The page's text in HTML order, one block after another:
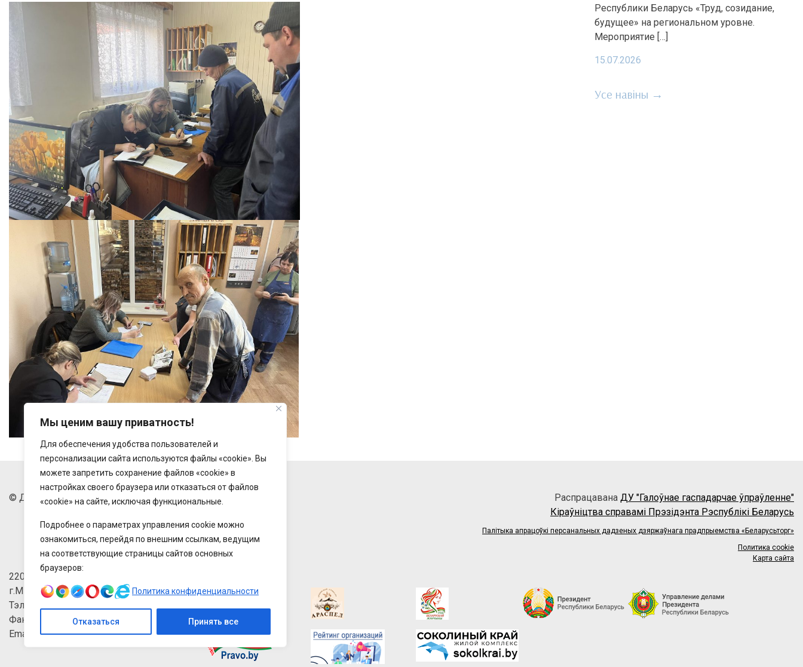
Мы ценим вашу приватность!
Для обеспечения удобства пользователей и
персонализации сайта используются файлы «cookie». Вы
можете запретить сохранение файлов «cookie» в
настройках своего браузера или отказаться от файлов
«cookie» на сайте, исключая функциональные.
Подробнее о параметрах управления cookie можно
ознакомиться, перейдя по внешним ссылкам, ведущим
на соответствующие страницы сайтов основных
браузеров:
Политика конфиденциальности
Отказаться Принять все
Республики Беларусь «Труд, созидание,
будущее» на региональном уровне.
Мероприятие […]
15.07.2026
Усе навіны →
© Дзяржаўнае прадпрыемства "Беларусьторг", 2018-2021 Распрацавана ДУ "Галоўнае гаспадарчае ўпраўленне"
Кіраўніцтва справамі Прэзідэнта Рэспублікі Беларусь
Палітыка апрацоўкі персанальных дадзеных дзяржаўнага прадпрыемства «Беларусьторг»
Политика cookie
Карта сайта
220033, Рэспбуліка Беларусь,
г.Мінск, зав.Веласіпедны, 6/3-2
Тэлефон: +375 (17) 215-63-33
Факс: +375 (17) 270-30-50
Email:
brt@brt.by